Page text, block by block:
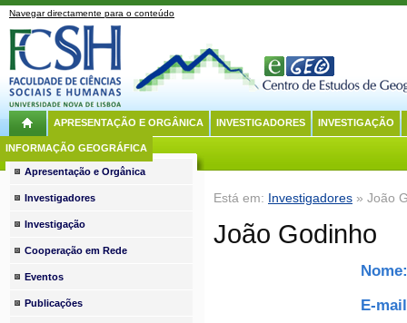
Navegar directamente para o conteúdo
APRESENTAÇÃO E ORGÂNICA INVESTIGADORES INVESTIGAÇÃO
INFORMAÇÃO GEOGRÁFICA
Está em: Investigadores » João
João Godinho
E-
Apresentação e Orgânica
Investigadores
Investigação
Cooperação em Rede
Eventos
Publicações